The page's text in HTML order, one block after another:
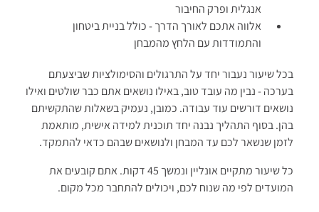
אנגלית ופרק החיבור
אלווה אתכם לאורך הדרך - כולל בניית ביטחון
והתמודדות עם הלחץ מהמבחן
בכל שיעור נעבור יחד על התרגולים והסימולציות שביצעתם
בערכה - נבין מה עובד טוב, באילו נושאים אתם כבר שולטים ואילו
נושאים דורשים עוד עבודה. כמובן, נעמיק בשאלות שהתקשיתם
בהן. בסוף התהליך נבנה יחד תוכנית למידה אישית, מותאמת
לזמן שנשאר לכם עד המבחן ולנושאים שבהם כדאי להתמקד.
כל שיעור מתקיים אונליין ונמשך 45 דקות. אתם קובעים את
המועדים לפי מה שנוח לכם, ויכולים להתחבר מכל מקום.